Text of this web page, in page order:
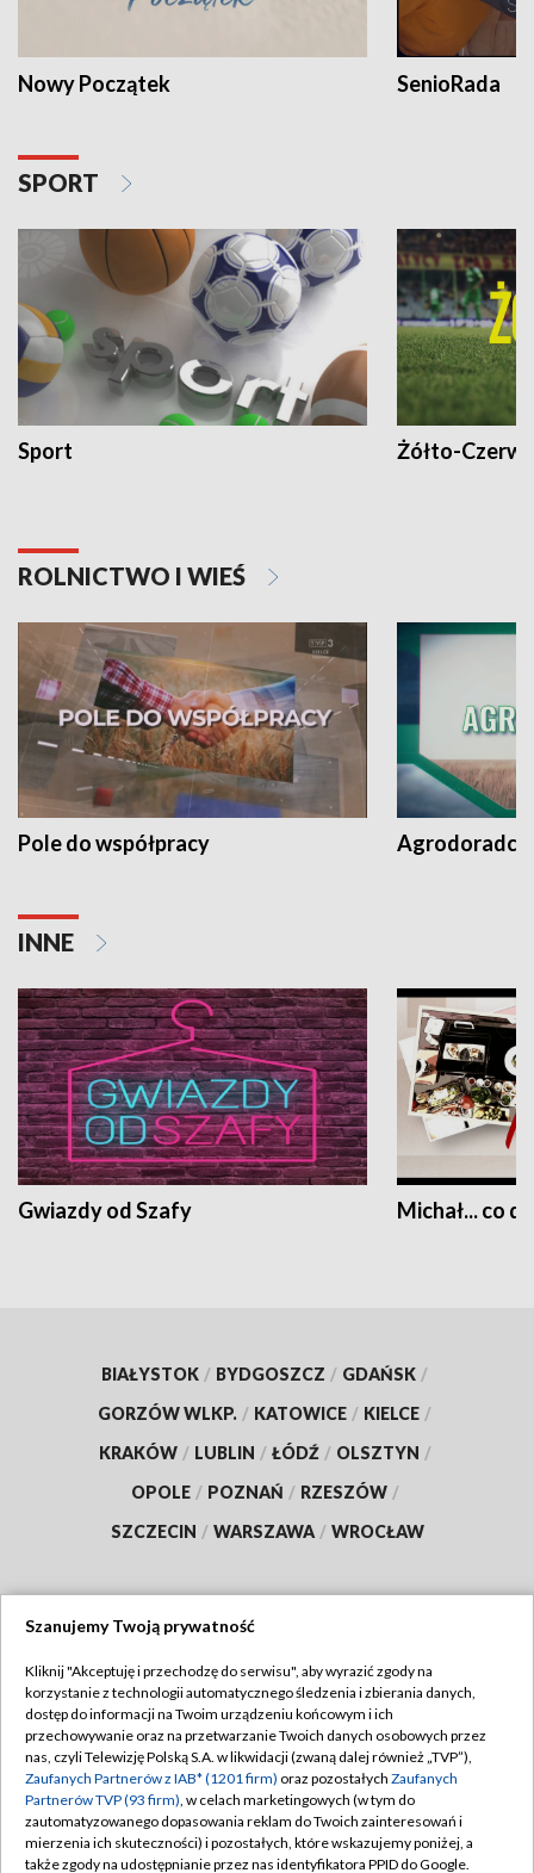
Nowy Początek SenioRada
SPORT
Sport Żółto-
ROLNICTWO I WIEŚ
Pole do współpracy Agrodoradcy
INNE
Gwiazdy od Szafy Michał... co
BIAŁYSTOK / BYDGOSZCZ / GDAŃSK /
GORZÓW WLKP. / KATOWICE / KIELCE /
KRAKÓW / LUBLIN / ŁÓDŹ / OLSZTYN /
OPOLE / POZNAŃ / RZESZÓW /
SZCZECIN / WARSZAWA / WROCŁAW
TVP
Abonament TVP
Emisja w TVP
Centrum informacji TVP
Naziemna Telewizja Cyfrowa
Regulamin TVP
Polityka prywatności
Moje zgody
Pomoc
Szanujemy Twoją prywatność
Kliknij "Akceptuję i przechodzę do serwisu", aby wyrazić zgody na
korzystanie z technologii automatycznego śledzenia i zbierania danych,
dostęp do informacji na Twoim urządzeniu końcowym i ich
przechowywanie oraz na przetwarzanie Twoich danych osobowych przez
nas, czyli Telewizję Polską S.A. w likwidacji (zwaną dalej również „TVP”),
Zaufanych Partnerów z IAB* (1201 firm) oraz pozostałych Zaufanych
Partnerów TVP (93 firm), w celach marketingowych (w tym do
zautomatyzowanego dopasowania reklam do Twoich zainteresowań i
mierzenia ich skuteczności) i pozostałych, które wskazujemy poniżej, a
także zgody na udostępnianie przez nas identyfikatora PPID do Google.